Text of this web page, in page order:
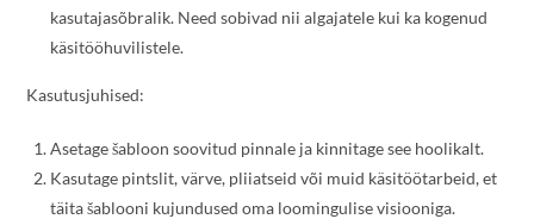
kasutajasõbralik. Need sobivad nii algajatele kui ka kogenud
käsitööhuvilistele.
Kasutusjuhised:
Asetage šabloon soovitud pinnale ja kinnitage see hoolikalt.
Kasutage pintslit, värve, pliiatseid või muid käsitöötarbeid, et
täita šablooni kujundused oma loomingulise visiooniga.